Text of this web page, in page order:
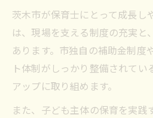
茨木市が保育士にとって成長し
は、現場を支える制度の充実と
あります。市独自の補助金制度
ト体制がしっかり整備されて
アップに取り組めます。
また、子ども主体の保育を実践